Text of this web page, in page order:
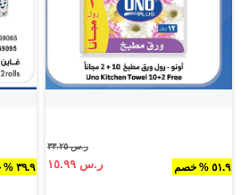
٥١.٩ % خصم
ر.س ٣٣.٢٥
ر.س ١٥.٩٩ ٣٩.٩ % خصم